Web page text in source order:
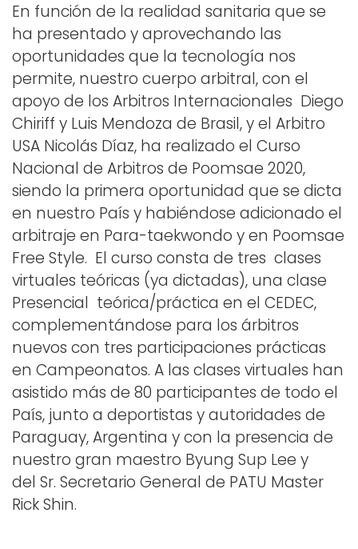
En función de la realidad sanitaria que se
ha presentado y aprovechando las
oportunidades que la tecnología nos
permite, nuestro cuerpo arbitral, con el
apoyo de los Arbitros Internacionales Diego
Chiriff y Luis Mendoza de Brasil, y el Arbitro
USA Nicolás Díaz, ha realizado el Curso
Nacional de Arbitros de Poomsae 2020,
siendo la primera oportunidad que se dicta
en nuestro País y habiéndose adicionado el
arbitraje en Para-taekwondo y en Poomsae
Free Style. El curso consta de tres clases
virtuales teóricas (ya dictadas), una clase
Presencial teórica/práctica en el CEDEC,
complementándose para los árbitros
nuevos con tres participaciones prácticas
en Campeonatos. A las clases virtuales han
asistido más de 80 participantes de todo el
País, junto a deportistas y autoridades de
Paraguay, Argentina y con la presencia de
nuestro gran maestro Byung Sup Lee y
del Sr. Secretario General de PATU Master
Rick Shin.